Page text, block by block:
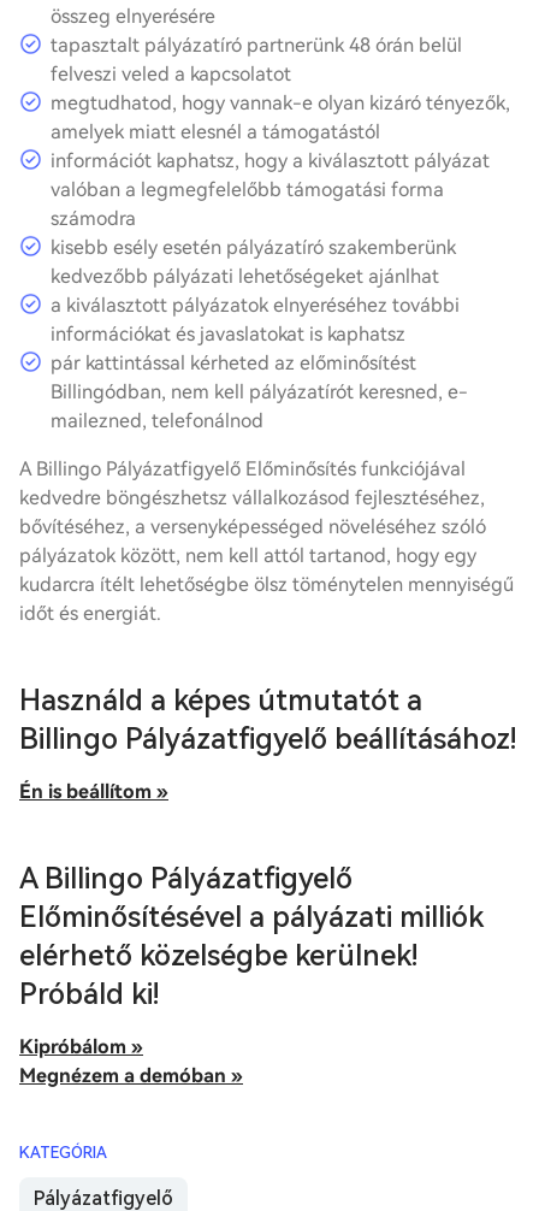
összeg elnyerésére
tapasztalt pályázatíró partnerünk 48 órán belül
felveszi veled a kapcsolatot
megtudhatod, hogy vannak-e olyan kizáró tényezők,
amelyek miatt elesnél a támogatástól
információt kaphatsz, hogy a kiválasztott pályázat
valóban a legmegfelelőbb támogatási forma
számodra
kisebb esély esetén pályázatíró szakemberünk
kedvezőbb pályázati lehetőségeket ajánlhat
a kiválasztott pályázatok elnyeréséhez további
információkat és javaslatokat is kaphatsz
pár kattintással kérheted az előminősítést
Billingódban, nem kell pályázatírót keresned, e-
mailezned, telefonálnod
A Billingo Pályázatfigyelő Előminősítés funkciójával
kedvedre böngészhetsz vállalkozásod fejlesztéséhez,
bővítéséhez, a versenyképességed növeléséhez szóló
pályázatok között, nem kell attól tartanod, hogy egy
kudarcra ítélt lehetőségbe ölsz töménytelen mennyiségű
időt és energiát.
Használd a képes útmutatót a
Billingo Pályázatfigyelő beállításához!
Én is beállítom »
A Billingo Pályázatfigyelő
Előminősítésével a pályázati milliók
elérhető közelségbe kerülnek!
Próbáld ki!
Kipróbálom »
Megnézem a demóban »
KATEGÓRIA
Pályázatfigyelő